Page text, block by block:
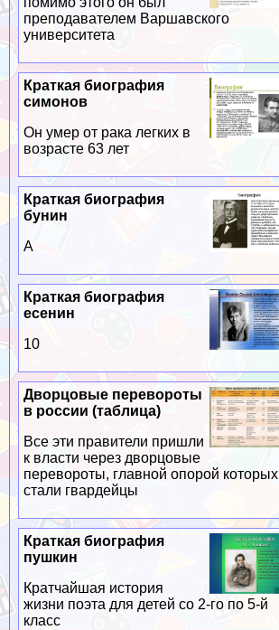
преподавателем Варшавского
университета
Краткая биография
симонов
Он умер от paка легких в
возрасте 63 лет
Краткая биография
бунин
А
Краткая биография
есенин
10
Дворцовые перевороты
в россии (таблица)
Все эти правители пришли
к власти через дворцовые
перевороты, главной опорой которых
стали гвардейцы
Краткая биография
пушкин
Кратчайшая история
жизни поэта для детей со 2-го по 5-й
класс